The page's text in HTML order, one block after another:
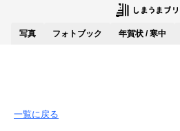
写真 フォトブック 年賀状 / 寒中
一覧に戻る